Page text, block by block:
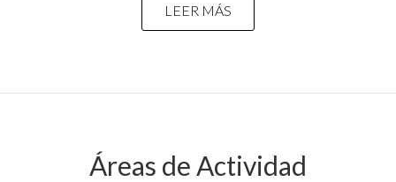
LEER MÁS
Áreas de Actividad